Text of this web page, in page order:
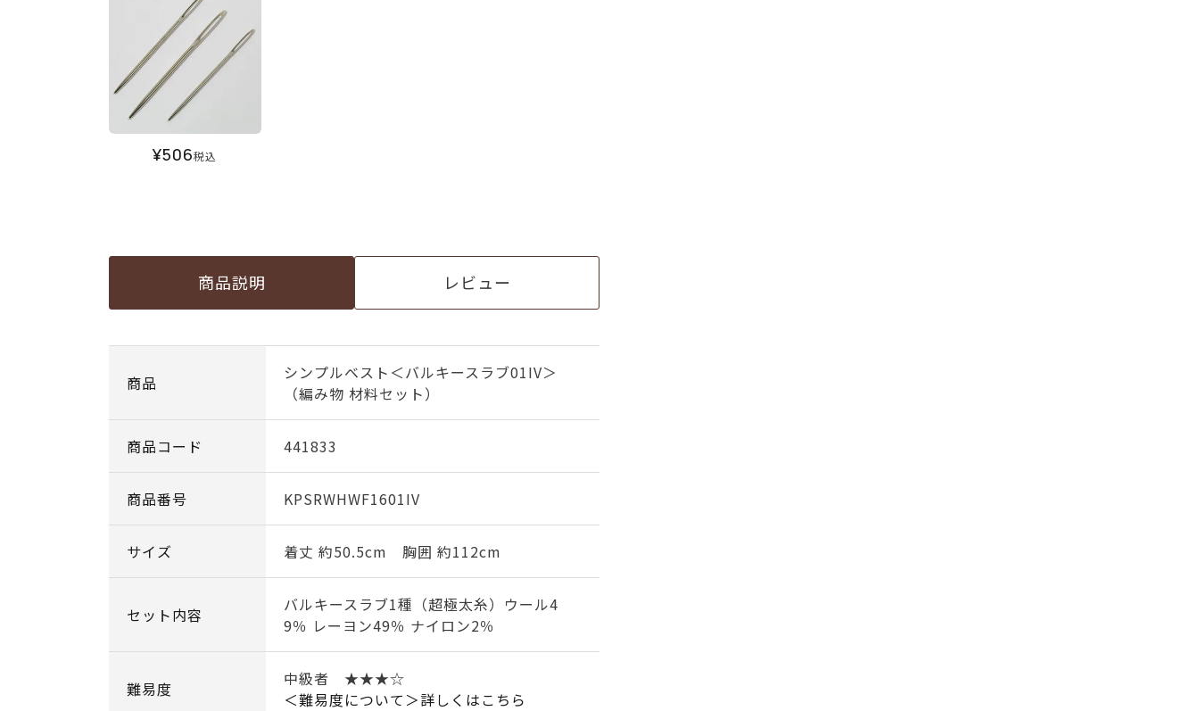
¥506税込
商品説明 レビュー
商品
シンプルベスト＜バルキースラブ01IV＞
（編み物 材料セット）
商品コード 441833
商品番号 KPSRWHWF1601IV
サイズ 着丈 約50.5cm 胸囲 約112cm
セット内容
バルキースラブ1種（超極太糸）ウール4
9％ レーヨン49％ ナイロン2％
難易度
中級者 ★★★☆
＜難易度について＞詳しくはこちら